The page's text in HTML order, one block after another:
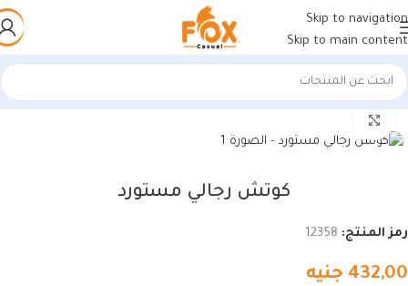
Skip to navigation
Skip to main content
الرئيسية/أحذية رجالي/كوتشي رجالي
كوتش رجالي مستورد
رمز المنتج: 12358
432,00 جنيه